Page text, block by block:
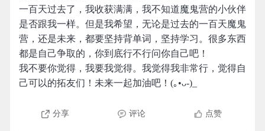
一百天过去了，我收获满满，我不知道魔鬼营的小伙伴
是否跟我一样。但是我希望，无论是过去的一百天魔鬼
营，还是未来，都要坚持背单词，坚持学习。很多东西
都是自己争取的，你到底行不行问你自己吧！
我不要你觉得，我要我觉得。我觉得我非常行，觉得自
己可以的拓友们！未来一起加油吧！(｡•ᴗ-)_
分享 评论 点赞